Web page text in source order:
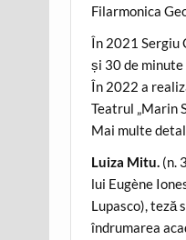
Filarmonica
În 2021 Sergiu
și 30 de minute
În 2022 a
Teatrul „Marin
Mai multe
Luiza Mitu. (n.
lui Eugène
Lupasco), teză
îndrumarea